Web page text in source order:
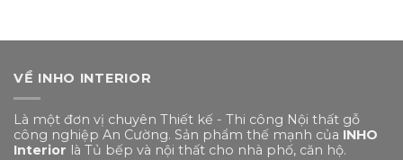
VỀ INHO INTERIOR
Là một đơn vị chuyên Thiết kế - Thi công Nội thất gỗ
công nghiệp An Cường. Sản phẩm thế mạnh của INHO
Interior là Tủ bếp và nội thất cho nhà phố, căn hộ.